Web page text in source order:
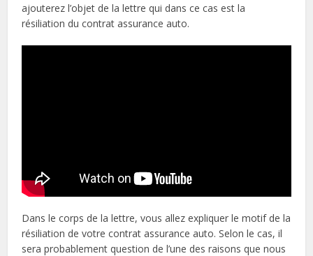
ajouterez l’objet de la lettre qui dans ce cas est la
résiliation du contrat assurance auto.
Dans le corps de la lettre, vous allez expliquer le motif de la
résiliation de votre contrat assurance auto. Selon le cas, il
sera probablement question de l’une des raisons que nous